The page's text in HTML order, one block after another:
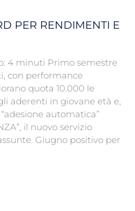
PER RENDIMENTI E
4 minuti Primo semestre
con performance
quota 10.000 le
aderenti in giovane età e,
automatica”
il nuovo servizio
Giugno positivo per